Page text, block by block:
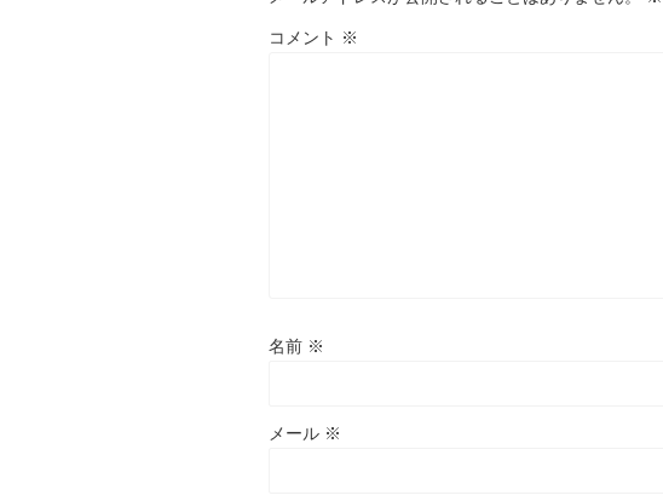
コメント ※
名前 ※
メール ※